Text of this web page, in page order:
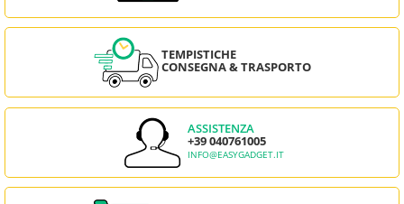
TEMPISTICHE
CONSEGNA & TRASPORTO
ASSISTENZA
+39 040761005
INFO@EASYGADGET.IT